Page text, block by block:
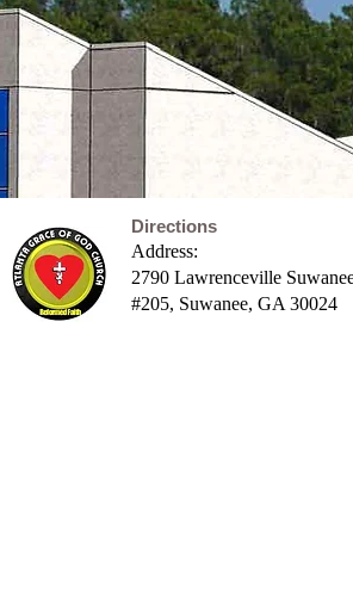
Address:
2790 Lawrenceville
#205, Suwanee, GA 30024
Directions